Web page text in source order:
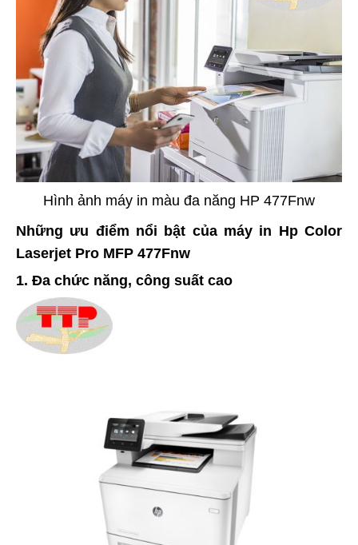
Hình ảnh máy in màu đa năng HP 477Fnw
Những ưu điểm nổi bật của máy in Hp Color
Laserjet Pro MFP 477Fnw
1. Đa chức năng, công suất cao